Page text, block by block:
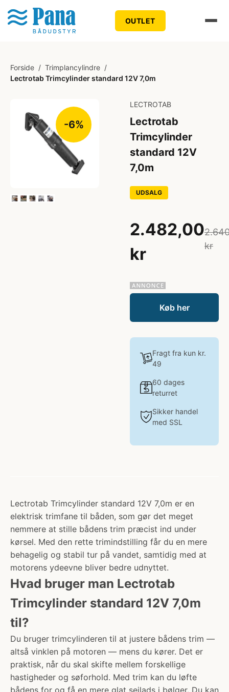
OUTLET
Forside / Trimplancylindre /
Lectrotab Trimcylinder standard 12V 7,0m
-6%
LECTROTAB
Lectrotab
Trimcylinder
standard 12V
7,0m
UDSALG
2.482,00
kr
kr
Køb her
Fragt fra kun kr.
49
60 dages
returret
Sikker handel
med SSL
Lectrotab Trimcylinder standard 12V 7,0m er en
elektrisk trimfane til båden, som gør det meget
nemmere at stille bådens trim præcist ind under
kørsel. Med den rette trimindstilling får du en mere
behagelig og stabil tur på vandet, samtidig med at
motorens ydeevne bliver bedre udnyttet.
Hvad bruger man Lectrotab
Trimcylinder standard 12V 7,0m
til?
Du bruger trimcylinderen til at justere bådens trim —
altså vinklen på motoren — mens du kører. Det er
praktisk, når du skal skifte mellem forskellige
hastigheder og søforhold. Med trim kan du løfte
bådens for og få en mere glat sejlads i bølger. Du kan